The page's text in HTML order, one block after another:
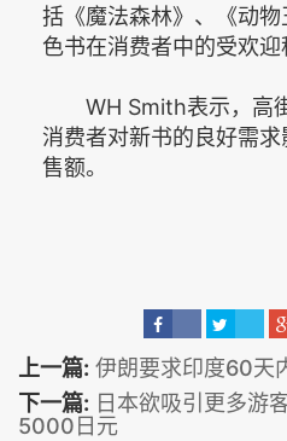
括《魔法森林》、《动
色书在消费者中的受欢迎
WH Smith表示，高
消费者对新书的良好需
售额。
上一篇: 伊朗要求印度60天
下一篇: 日本欲吸引更多游
5000日元